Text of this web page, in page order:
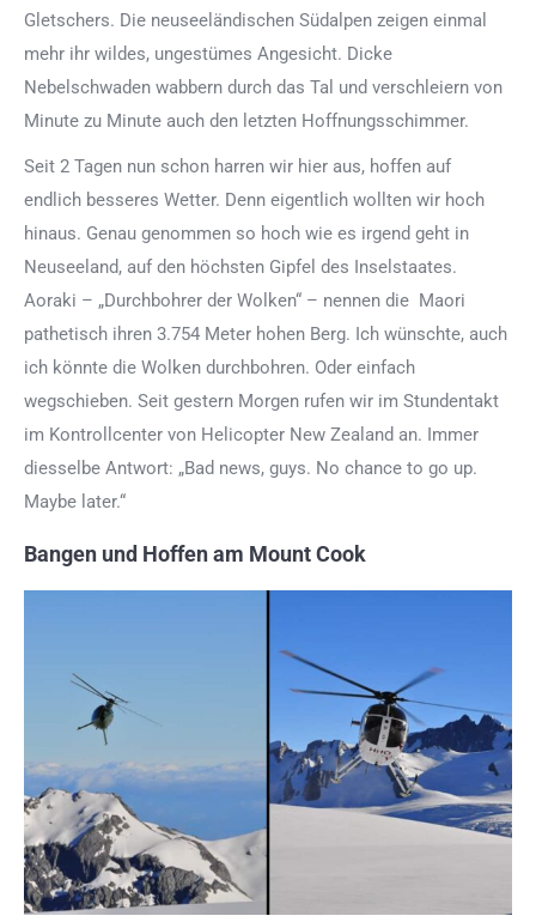
Gletschers. Die neuseeländischen Südalpen zeigen einmal
mehr ihr wildes, ungestümes Angesicht. Dicke
Nebelschwaden wabbern durch das Tal und verschleiern von
Minute zu Minute auch den letzten Hoffnungsschimmer.
Seit 2 Tagen nun schon harren wir hier aus, hoffen auf
endlich besseres Wetter. Denn eigentlich wollten wir hoch
hinaus. Genau genommen so hoch wie es irgend geht in
Neuseeland, auf den höchsten Gipfel des Inselstaates.
Aoraki – „Durchbohrer der Wolken“ – nennen die Maori
pathetisch ihren 3.754 Meter hohen Berg. Ich wünschte, auch
ich könnte die Wolken durchbohren. Oder einfach
wegschieben. Seit gestern Morgen rufen wir im Stundentakt
im Kontrollcenter von Helicopter New Zealand an. Immer
diesselbe Antwort: „Bad news, guys. No chance to go up.
Maybe later.“
Bangen und Hoffen am Mount Cook